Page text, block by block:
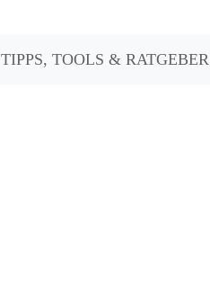
TIPPS, TOOLS & RATGEBER